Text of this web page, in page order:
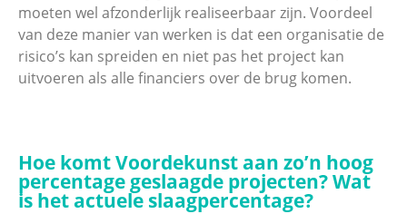
moeten wel afzonderlijk realiseerbaar zijn. Voordeel
van deze manier van werken is dat een organisatie de
risico’s kan spreiden en niet pas het project kan
uitvoeren als alle financiers over de brug komen.
Hoe komt Voordekunst aan zo’n hoog
percentage geslaagde projecten? Wat
is het actuele slaagpercentage?